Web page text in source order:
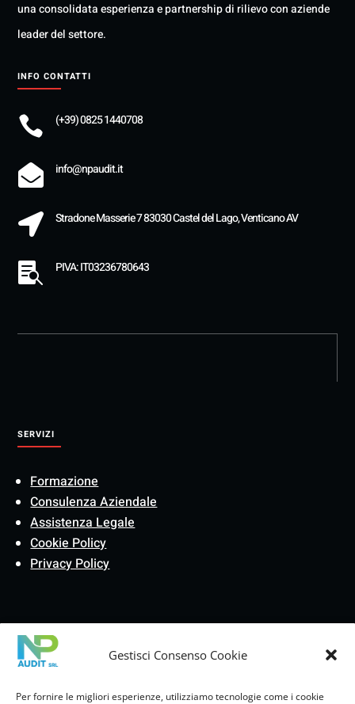
Gestisci Consenso Cookie
Per fornire le migliori esperienze, utilizziamo tecnologie come i cookie
una consolidata esperienza e partnership di rilievo con aziende
leader del settore.
INFO CONTATTI
 (+39) 0825 1440708
 info@npaudit.it
 Stradone Masserie 7 83030 Castel del Lago, Venticano AV
 PIVA: IT03236780643
SERVIZI
Formazione
Consulenza Aziendale
Assistenza Legale
Cookie Policy
Privacy Policy
Formazione